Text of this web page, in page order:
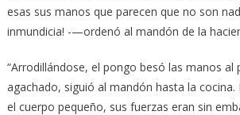
esas sus manos que parecen que no son
inmundicia! -—ordenó al mandón de la
“Arrodillándose, el pongo besó las manos al
agachado, siguió al mandón hasta la
el cuerpo pequeño, sus fuerzas eran sin